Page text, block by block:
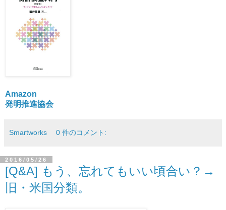
Amazon
発明推進協会
Smartworks 0 件のコメント:
2016/05/26
[Q&A] もう、忘れてもいい頃合い？→
旧・米国分類。